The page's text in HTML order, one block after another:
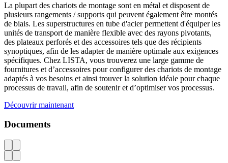
La plupart des chariots de montage sont en métal et disposent de
plusieurs rangements / supports qui peuvent également être montés
de biais. Les superstructures en tube d'acier permettent d'équiper les
unités de transport de manière flexible avec des rayons pivotants,
des plateaux perforés et des accessoires tels que des récipients
synoptiques, afin de les adapter de manière optimale aux exigences
spécifiques. Chez LISTA, vous trouverez une large gamme de
fournitures et d’accessoires pour configurer des chariots de montage
adaptés à vos besoins et ainsi trouver la solution idéale pour chaque
processus de travail, afin de soutenir et d’optimiser vos processus.
Découvrir maintenant
Documents
AZ